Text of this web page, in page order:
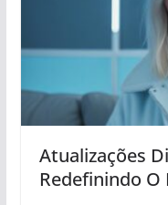
Atualizações
Redefinindo